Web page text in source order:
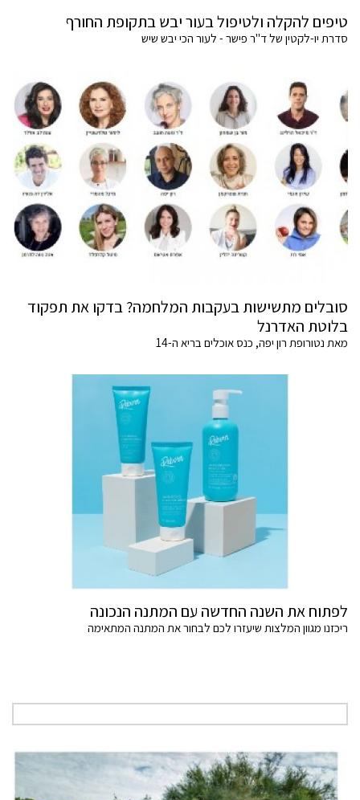
טיפים להקלה ולטיפול בעור יבש בתקופת החורף
סדרת יו-לקטין של ד"ר פישר - לעור הכי יבש שיש
סובלים מתשישות בעקבות המלחמה? בדקו את תפקוד
בלוטת האדרנל
מאת נטורופת רון יפה, כנס אוכלים בריא ה-14
לפתוח את השנה החדשה עם המתנה הנכונה
ריכזנו מגוון המלצות שיעזרו לכם לבחור את המתנה המתאימה